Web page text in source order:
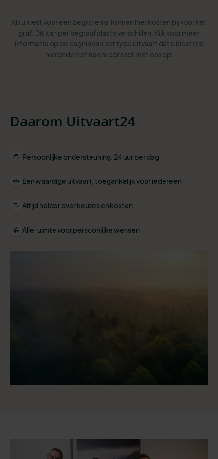
Als u kiest voor een begrafenis, komen hier kosten bij voor het
graf. Dit kan per begraafplaats verschillen. Kijk voor meer
informatie op de pagina van het type uitvaart dat u kiest (zie
hieronder) of neem contact met ons op.
Daarom Uitvaart24
Persoonlijke ondersteuning, 24 uur per dag
Een waardige uitvaart, toegankelijk voor iedereen
Altijd helder over keuzes en kosten
Alle ruimte voor persoonlijke wensen